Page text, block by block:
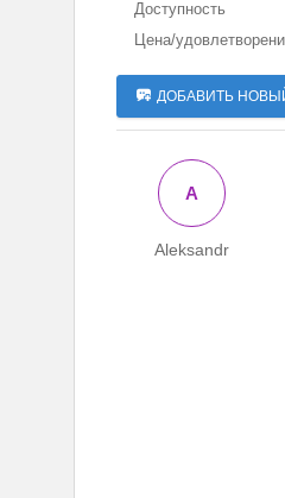
Доступность
Цена/
ДОБАВИТЬ
A
Aleksandr